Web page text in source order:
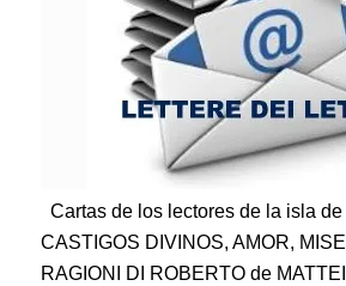
Cartas de los lectores de la isla de
CASTIGOS DIVINOS, AMOR,
RAGIONI DI ROBERTO de